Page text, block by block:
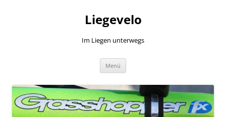
Liegevelo
Im Liegen unterwegs
Menü